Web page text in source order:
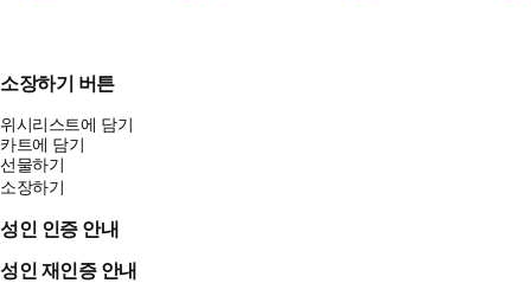
소장하기 버튼
위시리스트에 담기
카트에 담기
선물하기
소장하기
성인 인증 안내
성인 재인증 안내